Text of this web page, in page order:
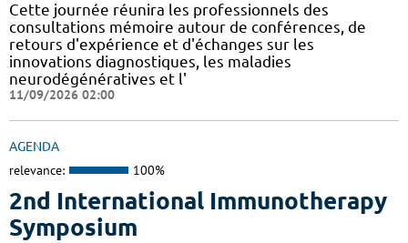
Cette journée réunira les professionnels des
consultations mémoire autour de conférences, de
retours d'expérience et d'échanges sur les
innovations diagnostiques, les maladies
neurodégénératives et l'
11/09/2026 02:00
AGENDA
relevance: 100%
2nd International Immunotherapy
Symposium